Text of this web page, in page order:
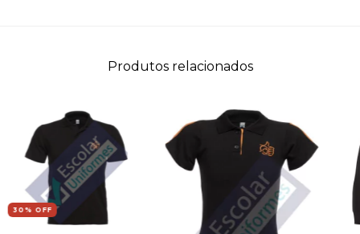
Produtos relacionados
30 % OFF